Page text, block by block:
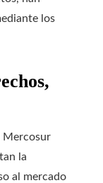
los
Mercosur
la
al mercado